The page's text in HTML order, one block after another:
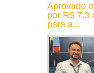
Aprovado
por R$ 7,3
para a...